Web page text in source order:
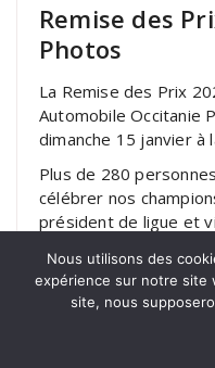
Remise des
Photos
La Remise des Prix
Automobile Occitanie
dimanche 15 janvier à
Plus de 280
célébrer nos
président de ligue et
avons pu compter
Tessier, trésorier de
Secrétaire Général de
conseillère régionale
Nous utilisons des
expérience sur notre site
site, nous